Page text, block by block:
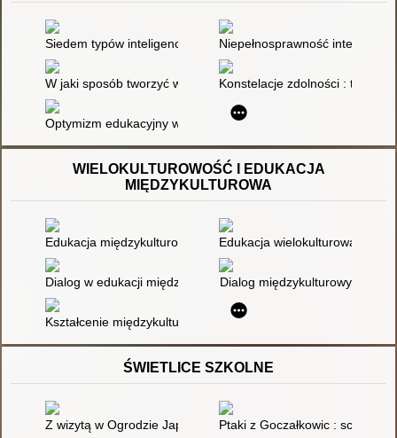
Siedem typów inteligencji Niepełnosprawność
W jaki sposób tworzyć własny profil inteligencji wielorakiej?
Konstelacje zdolności : typy
Optymizm edukacyjny w teorii inteligencji wielorakich
WIELOKULTUROWOŚĆ I EDUKACJA
MIĘDZYKULTUROWA
Edukacja międzykulturowa : kreowanie tożsamości dziecka
Edukacja wielokulturowa
Dialog w edukacji międzykulturowejDialog międzykulturowy
Kształcenie międzykulturowe w gimnazjum : koncepcja i jej
ŚWIETLICE SZKOLNE
Z wizytą w Ogrodzie Japońskim : scenariusz zajęć
Ptaki z Goczałkowic :